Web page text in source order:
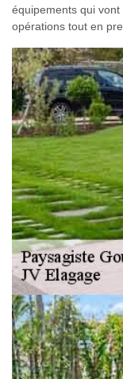
équipements qui
opérations tout en